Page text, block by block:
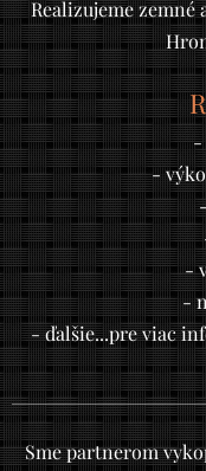
Realizujeme zemné
-
-
-
-
- ďalšie...pre viac
Sme partnerom